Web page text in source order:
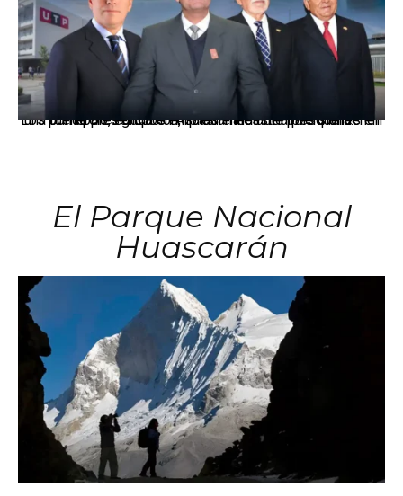
Los principales grupos empresariales del país mantienen una fuerte presencia en Áncash mediante inversiones en comercio, educación, salud e industria pesquera.
El Parque Nacional
Huascarán